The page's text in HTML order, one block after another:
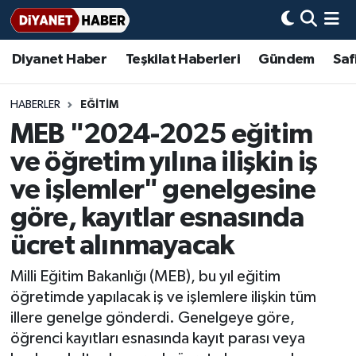
Diyanet Haber Teşkilat Haberleri Gündem
HABERLER EĞİTİM
MEB "2024-2025 eğitim
ve öğretim yılına ilişkin iş
ve işlemler" genelgesine
göre, kayıtlar esnasında
ücret alınmayacak
Milli Eğitim Bakanlığı (MEB), bu yıl eğitim
öğretimde yapılacak iş ve işlemlere ilişkin tüm
illere genelge gönderdi. Genelgeye göre,
öğrenci kayıtları esnasında kayıt parası veya
Diyanet Haber
Teşkilat Haberleri
Adana Müftülüğü
Adıyaman Müftülüğü
Afyonkarahisar Müftülüğü
Ağrı Müftülüğü
Aksaray Müftülüğü
Amasya Müftülüğü
Ankara Müftülüğü
Antalya Müftülüğü
Gündem
#Keşfet
Bir Ayet
Bir Hikaye
Biyografiler
Dini kavramlar
Diyanet Bilgi
Dualar
Hadislerle İslam
Basında Bugün
Diyanet Dergi
Aile Dergisi
Aylık Dergi
TDV
İmam Hatip Okulları
Başmakale
Hadis-i Şerifler
Hayat Okumaları
Nöbetçi Eczaneler
Hava Durumu
Ankara Namaz Vakitleri
Trafik Durumu
Süper Lig Puan Durumu ve Fikstür
Son Dakika Haberleri
Haber Arşivi